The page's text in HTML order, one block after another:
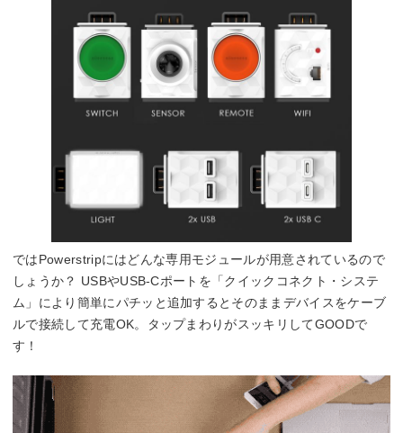
ではPowerstripにはどんな専用モジュールが用意されているので
しょうか？ USBやUSB-Cポートを「クイックコネクト・システ
ム」により簡単にパチッと追加するとそのままデバイスをケーブ
ルで接続して充電OK。タップまわりがスッキリしてGOODで
す！